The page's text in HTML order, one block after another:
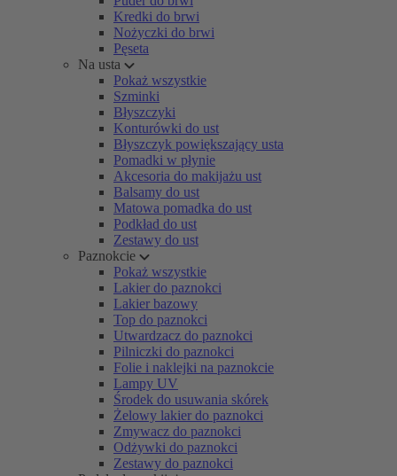
Kredki do brwi
Nożyczki do brwi
Pęseta
Na usta
Pokaż wszystkie
Szminki
Błyszczyki
Konturówki do ust
Błyszczyk powiększający usta
Pomadki w płynie
Akcesoria do makijażu ust
Balsamy do ust
Matowa pomadka do ust
Podkład do ust
Zestawy do ust
Paznokcie
Pokaż wszystkie
Lakier do paznokci
Lakier bazowy
Top do paznokci
Utwardzacz do paznokci
Pilniczki do paznokci
Folie i naklejki na paznokcie
Lampy UV
Środek do usuwania skórek
Żelowy lakier do paznokci
Zmywacz do paznokci
Odżywki do paznokci
Zestawy do paznokci